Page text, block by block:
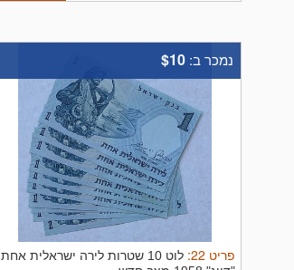
נמכר ב: $10
פריט 22
:
לוט 10 שטרות לירה ישראלית אחת